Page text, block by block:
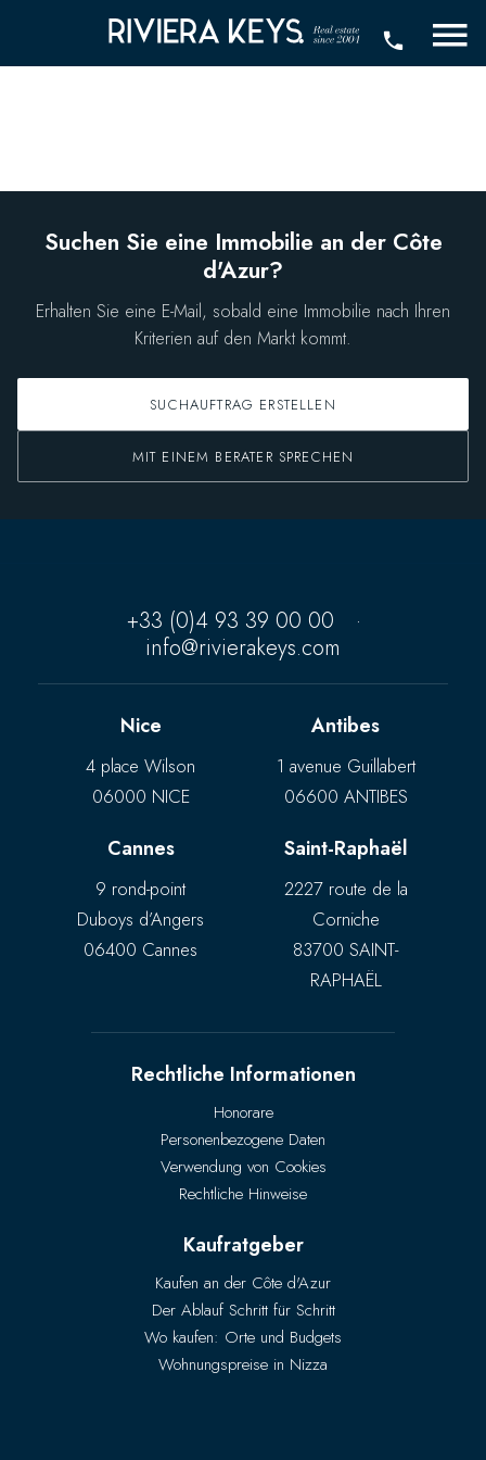
Suchen Sie eine Immobilie an der Côte
d'Azur?
Erhalten Sie eine E-Mail, sobald eine Immobilie nach Ihren
Kriterien auf den Markt kommt.
SUCHAUFTRAG ERSTELLEN
MIT EINEM BERATER SPRECHEN
+33 (0)4 93 39 00 00
·
info@rivierakeys.com
Nice
4 place Wilson
06000 NICE
Antibes
1 avenue Guillabert
06600 ANTIBES
Cannes
9 rond-point
Duboys d’Angers
06400 Cannes
Saint-Raphaël
2227 route de la
Corniche
83700 SAINT-
RAPHAËL
Rechtliche Informationen
Honorare
Personenbezogene Daten
Verwendung von Cookies
Rechtliche Hinweise
Kaufratgeber
Kaufen an der Côte d'Azur
Der Ablauf Schritt für Schritt
Wo kaufen: Orte und Budgets
Wohnungspreise in Nizza